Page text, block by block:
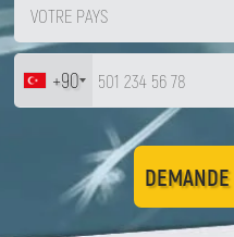
+90
DEMANDE